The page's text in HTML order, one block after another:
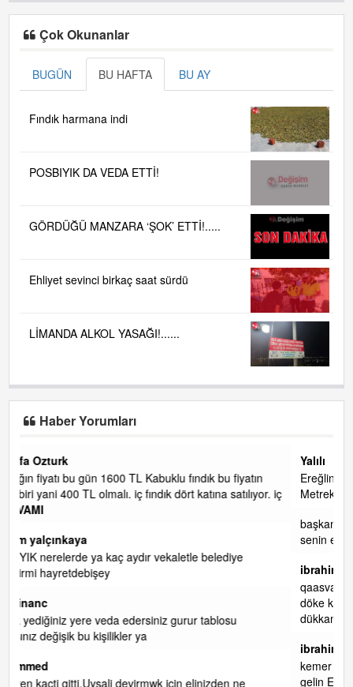
Çok Okunanlar
BUGÜN BU HAFTA BU AY
Fındık harmana indi
POSBIYIK DA VEDA ETTİ!
GÖRDÜĞÜ MANZARA ‘ŞOK’ ETTİ!.....
Ehliyet sevinci birkaç saat sürdü
LİMANDA ALKOL YASAĞI!......
Haber Yorumları
iç
Yalılı
Ereğlinin en değerli en gözde yeri yalı caddesi ve çevresidir.
Metrekaresi 500 bin liraya alamazsın.
başkanım seni belediye başkanlığında da görmek isteriz
senin ereyliye katkın çok oldu daha da olacaktır
ibrahim yalçınkaya
qaasvalt kansorejen madde mahalle aralarında asvalt döke
döke kaldırımlar ana yoldan aşağıda kaldı bi yağmurda
dükkanları su basacak ma... DEVAMI
ibrahim yalçınkaya
kemer mezarlık altı CİĞİRLİK deniz kenarına giden yola
gelin EREĞLİ BELEDİYESİ o boruları zamanında tüm ereğli